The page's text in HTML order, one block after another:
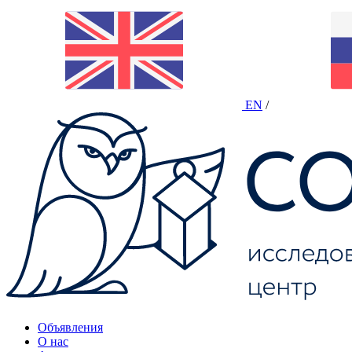
EN /
Объявления
О нас